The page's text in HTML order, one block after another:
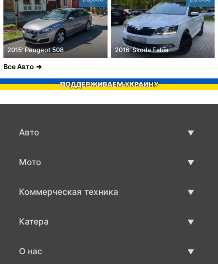
2015' Peugeot 508 2016' Skoda Fabia
Все Авто
ПОДДЕРЖИВАЕМ УКРАИНУ
Авто
Мото
Коммерческая техника
Катера
О нас